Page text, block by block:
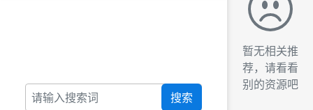
搜索
暂无相关推
荐，请看看
别的资源吧